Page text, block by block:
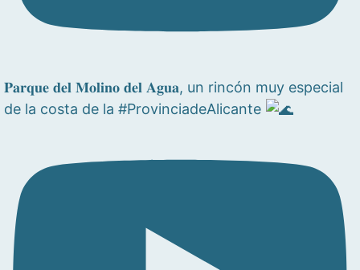
𝐏𝐚𝐫𝐪𝐮𝐞 𝐝𝐞𝐥 𝐌𝐨𝐥𝐢𝐧𝐨 𝐝𝐞𝐥 𝐀𝐠𝐮𝐚, un rincón muy especial
de la costa de la #ProvinciadeAlicante